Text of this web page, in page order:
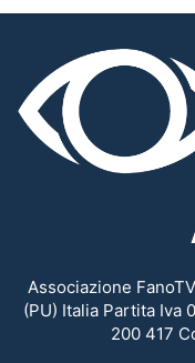
Associazione
(PU) Italia Partita Iva
200 417